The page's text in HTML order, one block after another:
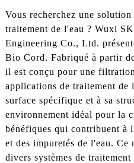
Vous recherchez une
traitement de l'eau ? Wuxi
Engineering Co., Ltd.
Bio Cord. Fabriqué à partir
il est conçu pour une
applications de traitement de
surface spécifique et à sa
environnement idéal pour la
bénéfiques qui contribuent à
et des impuretés de l'eau. Ce
divers systèmes de